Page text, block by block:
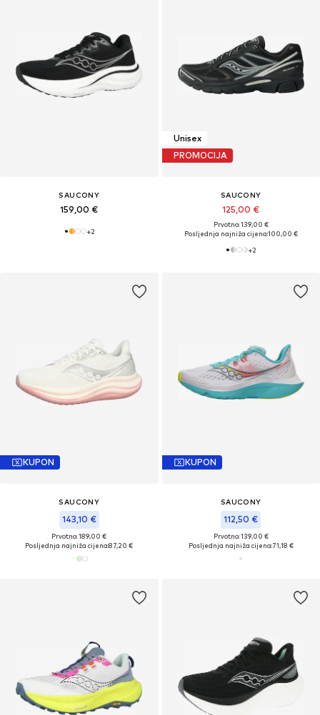
SAUCONY
159,00 €
+2
Unisex
PROMOCIJA
SAUCONY
125,00 €
Prvotno: 139,00 €
Posljednja najniža cijena:100,00 €
+2
KUPON
SAUCONY
143,10 €
Prvotno: 189,00 €
Posljednja najniža cijena:87,20 €
KUPON
SAUCONY
112,50 €
Prvotno: 139,00 €
Posljednja najniža cijena:71,18 €